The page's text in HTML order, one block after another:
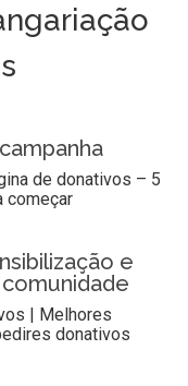
de donativos – 5
começar
e
| Melhores
donativos